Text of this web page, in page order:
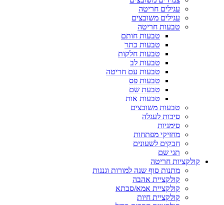
עגילים חריטה
עגילים משובצים
טבעות חריטה
טבעות חותם
טבעות כתר
טבעות חלקות
טבעות לב
טבעות עם חריטה
טבעות פס
טבעת שם
טבעות אות
טבעות משובצים
סיכות לעגלה
סימניות
מחזיקי מפתחות
חבקים לשעונים
תגי שם
קולקציות חריטה
מתנות סוף שנה למורות וגננות
קולקציית אהבה
קולקציית אמא/סבתא
קולקציית חיות